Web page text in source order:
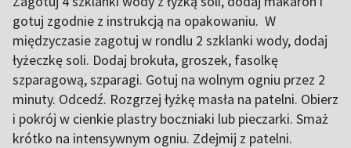
gotuj zgodnie z instrukcją na opakowaniu. W
międzyczasie zagotuj w rondlu 2 szklanki wody, dodaj
łyżeczkę soli. Dodaj brokuła, groszek, fasolkę
szparagową, szparagi. Gotuj na wolnym ogniu przez 2
minuty. Odcedź. Rozgrzej łyżkę masła na patelni. Obierz
i pokrój w cienkie plastry boczniaki lub pieczarki. Smaż
krótko na intensywnym ogniu. Zdejmij z patelni.